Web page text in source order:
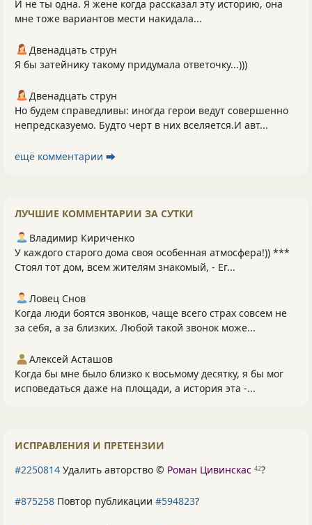
И не ты одна. Я жене когда рассказал эту историю, она
мне тоже вариантов мести накидала...
Двенадцать струн
Я бы затейнику такому придумала ответочку...)))
Двенадцать струн
Но будем справедливы: иногда герои ведут совершенно
непредсказуемо. Будто черт в них вселяется.И авт...
ещё комментарии ⮕
ЛУЧШИЕ КОММЕНТАРИИ ЗА СУТКИ
Владимир Кириченко
У каждого старого дома своя особенная атмосфера!)) ***
Стоял тот дом, всем жителям знакомый, - Ег...
Ловец Снов
Когда люди боятся звонков, чаще всего страх совсем не
за себя, а за близких. Любой такой звонок може...
Алексей Асташов
Когда бы мне было близко к восьмому десятку, я бы мог
исповедаться даже на площади, а история эта -...
ИСПРАВЛЕНИЯ И ПРЕТЕНЗИИ
#2250814 Удалить авторство © Роман Цивинскас 42?
#875258 Повтор публикации #594823?